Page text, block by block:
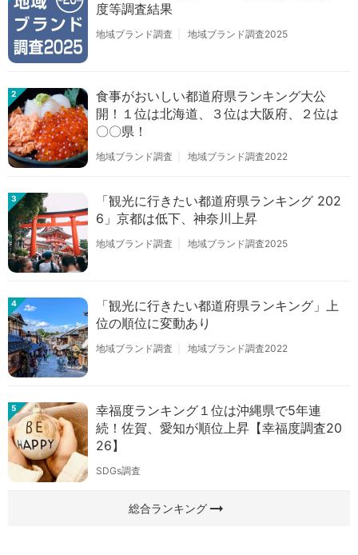
度等調査結果
地域ブランド調査 地域ブランド調査2025
2
食事がおいしい都道府県ランキング大公
開！１位は北海道、３位は大阪府、２位は
〇〇県！
地域ブランド調査 地域ブランド調査2022
3
「観光に行きたい都道府県ランキング 202
6」京都は低下、神奈川上昇
地域ブランド調査 地域ブランド調査2025
4
「観光に行きたい都道府県ランキング」上
位の順位に変動あり
地域ブランド調査 地域ブランド調査2022
5
幸福度ランキング１位は沖縄県で5年連
続！佐賀、愛知が順位上昇【幸福度調査20
26】
SDGs調査
総合ランキングarrow_right_alt